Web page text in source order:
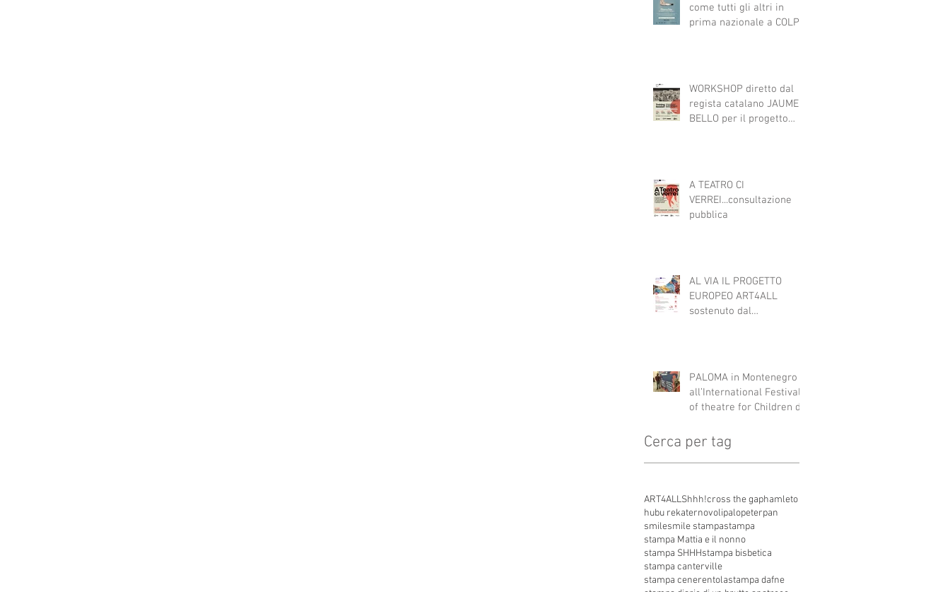
come tutti gli altri in
prima nazionale a COLPI
WORKSHOP diretto dal
regista catalano JAUME
BELLO per il progetto
nelle attività teatrali
A TEATRO CI
VERREI...consultazione
pubblica
AL VIA IL PROGETTO
EUROPEO ART4ALL
sostenuto dal
Montenegro.
PALOMA in Montenegro
all’International Festival
of theatre for Children di
Cerca per tag
ART4ALLShhh!cross the gaphamleto
hubu rekaternovolipalopeterpan
smilesmile stampastampa
stampa Mattia e il nonno
stampa SHHHstampa bisbetica
stampa canterville
stampa cenerentolastampa dafne